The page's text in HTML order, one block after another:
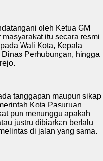
oleh Ketua GM
itu secara resmi
Wali Kota, Kepala
Perhubungan, hingga
tanggapan maupun sikap
Kota Pasuruan
pun menunggu apakah
justru dibiarkan berlalu
di jalan yang sama.